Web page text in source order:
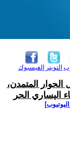
الفيسبوك التويتر
الحوار المتمدن،
اليساري الحر